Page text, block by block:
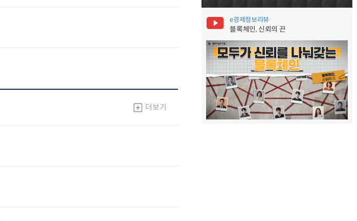
더보기
e경제정보리뷰
블록체인, 신뢰의 끈